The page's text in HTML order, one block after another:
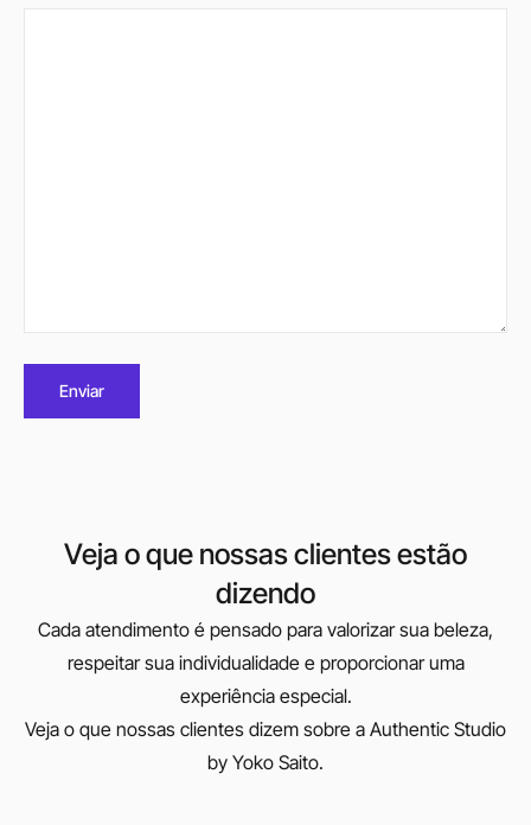
Veja o que nossas clientes estão
dizendo
Cada atendimento é pensado para valorizar sua beleza,
respeitar sua individualidade e proporcionar uma
experiência especial.
Veja o que nossas clientes dizem sobre a Authentic Studio
by Yoko Saito.